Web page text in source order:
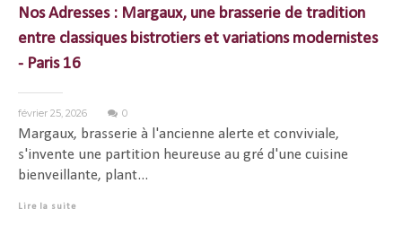
Nos Adresses : Margaux, une brasserie de tradition
entre classiques bistrotiers et variations modernistes
- Paris 16
février 25, 2026 0
Margaux, brasserie à l'ancienne alerte et conviviale,
s'invente une partition heureuse au gré d'une cuisine
bienveillante, plant...
Lire la suite